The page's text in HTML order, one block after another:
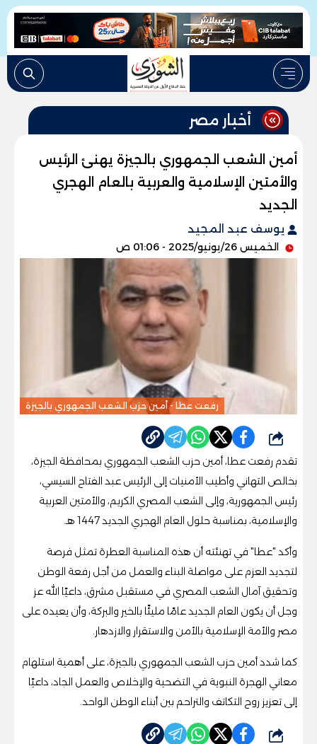
أخبار مصر
أمين الشعب الجمهوري بالجيزة يهنئ الرئيس
والأمتين الإسلامية والعربية بالعام الهجري
الجديد
يوسف عبد المجيد
الخميس 26/يونيو/2025 - 01:06 ص
رفعت عطا - أمين حزب الشعب الجمهوري بالجيزة
شارك
تقدم رفعت عطا، أمين حزب الشعب الجمهوري بمحافظة الجيزة،
بخالص التهاني وأطيب الأمنيات إلى الرئيس عبد الفتاح السيسي،
رئيس الجمهورية، وإلى الشعب المصري الكريم، والأمتين العربية
والإسلامية، بمناسبة حلول العام الهجري الجديد 1447 هـ.
وأكد "عطا" في تهنئته أن هذه المناسبة العطرة تمثل فرصة
لتجديد العزم على مواصلة البناء والعمل من أجل رفعة الوطن
وتحقيق آمال الشعب المصري في مستقبل مشرق، داعيًا الله عز
وجل أن يكون العام الجديد عامًا مليئًا بالخير والبركة، وأن يعيده على
مصر والأمة الإسلامية بالأمن والاستقرار والازدهار.
كما شدد أمين حزب الشعب الجمهوري بالجيزة، على أهمية استلهام
معاني الهجرة النبوية في التضحية والإخلاص والعمل الجاد، داعيًا
إلى تعزيز روح التكاتف والتراحم بين أبناء الوطن الواحد.
شارك